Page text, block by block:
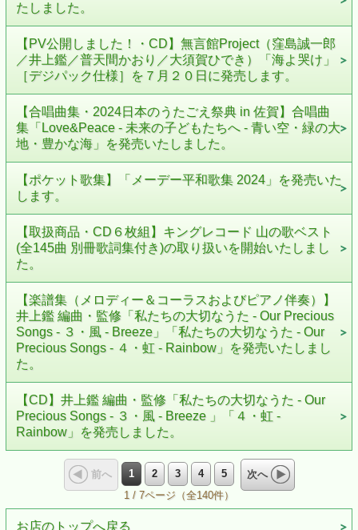
たしました。
【PV公開しました！・CD】無言館Project（窪島誠一郎
／井上鑑／普天間かおり／大須賀ひでき）「海よ哭け」
［デジパック仕様］を７月２０日に発売します。
【合唱曲集・2024日本のうたごえ祭典 in 佐賀】合唱曲
集「Love&Peace - 未来の子どもたちへ - 青い空・緑の大
地・豊かな海」を発売いたしました。
【ポケット歌集】「メーデー平和歌集 2024」を発売いた
します。
【取扱商品・CD６枚組】キングレコード 山の歌ベスト
(全145曲 別冊歌詞集付き)の取り扱いを開始いたしまし
た。
【楽譜集（メロディー＆コーラスおよびピアノ伴奏）】
井上鑑 編曲・監修「私たちの大切なうた - Our Precious
Songs - ３・風 - Breeze」「私たちの大切なうた - Our
Precious Songs - ４・虹 - Rainbow」を発売いたしまし
た。
【CD】井上鑑 編曲・監修「私たちの大切なうた - Our
Precious Songs - ３・風 - Breeze 」「４・虹 -
Rainbow」を発売しました。
前へ 1 2 3 4 5
次へ
1 / 7ページ（全140件）
お店のトップへ戻る